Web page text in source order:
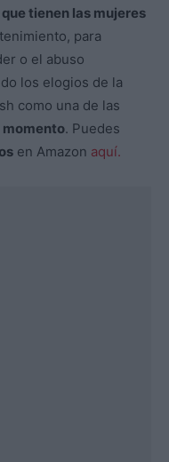
tienen las mujeres
para
o el abuso
los elogios de la
como una de las
. Puedes
en Amazon aquí.